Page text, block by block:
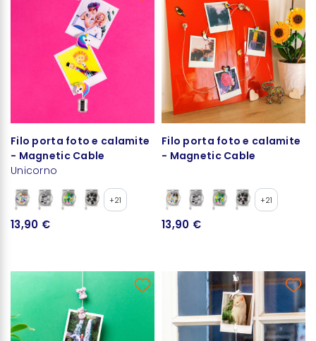
Filo porta foto e calamite
- Magnetic Cable
Unicorno
+21
13,90 €
Filo porta foto e calamite
- Magnetic Cable
+21
13,90 €